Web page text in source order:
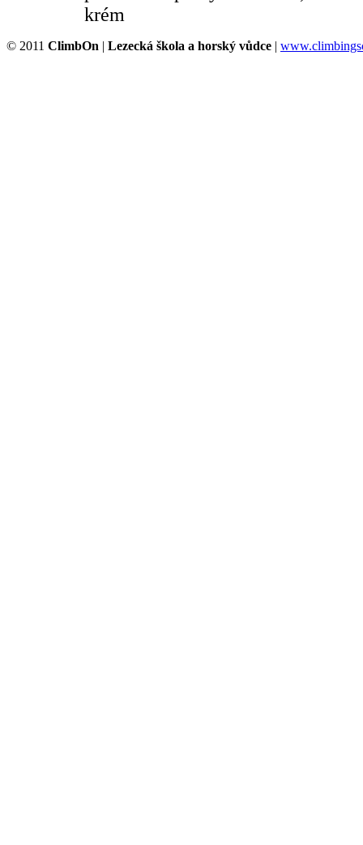
krém
© 2011 ClimbOn | Lezecká škola a horský vůdce |